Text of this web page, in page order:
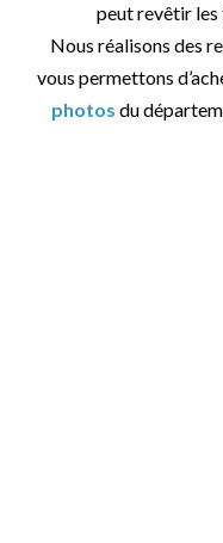
peut revêtir les
Nous réalisons des
vous permettons
photos du